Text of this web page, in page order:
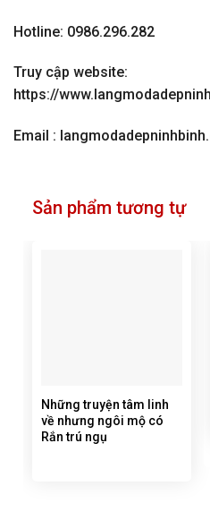
Hotline: 0986.296.282
Truy cập website:
https://
Email :
Sản phẩm tương tự
Những truyện tâm linh
về nhưng ngôi mộ có
Rắn trú ngụ